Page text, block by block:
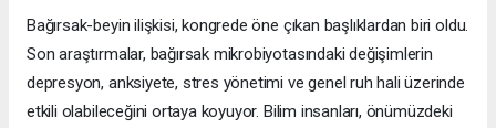
Bağırsak-beyin ilişkisi, kongrede öne çıkan başlıklardan biri oldu.
Son araştırmalar, bağırsak mikrobiyotasındaki değişimlerin
depresyon, anksiyete, stres yönetimi ve genel ruh hali üzerinde
etkili olabileceğini ortaya koyuyor. Bilim insanları, önümüzdeki